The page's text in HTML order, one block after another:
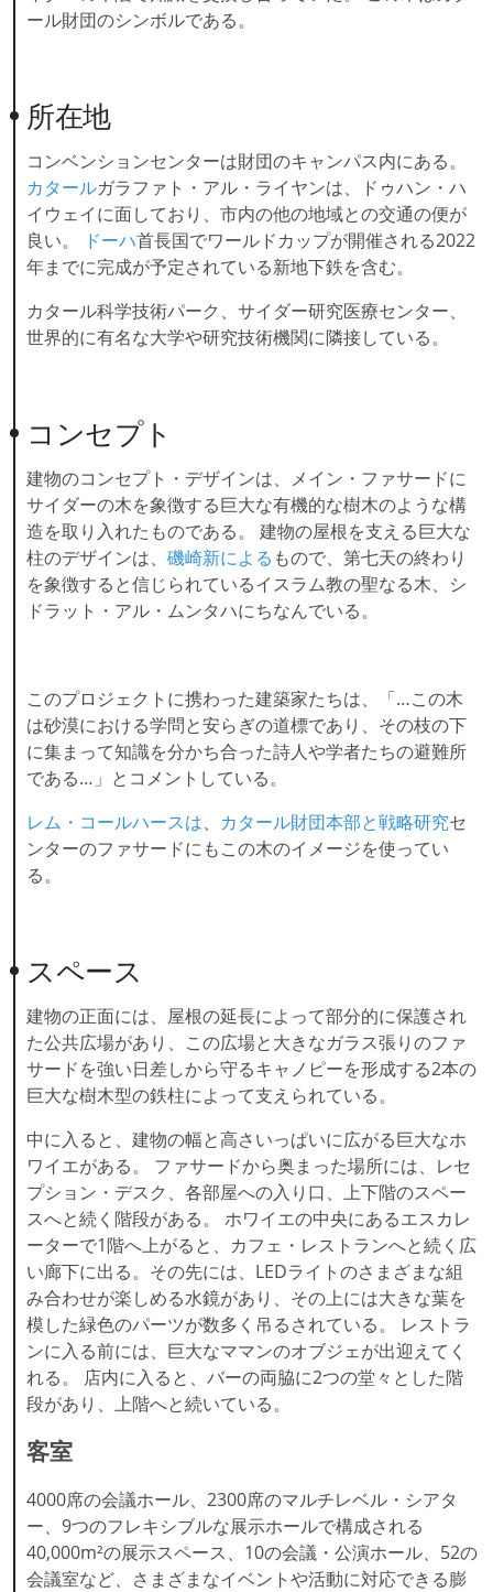
ール財団のシンボルである。
所在地
コンベンションセンターは財団のキャンパス内にある。
カタールガラファト・アル・ライヤンは、ドゥハン・ハ
イウェイに面しており、市内の他の地域との交通の便が
良い。
ドーハ首長国でワールドカップが開催される2022
年までに完成が予定されている新地下鉄を含む。
カタール科学技術パーク、サイダー研究医療センター、
世界的に有名な大学や研究技術機関に隣接している。
コンセプト
建物のコンセプト・デザインは、メイン・ファサードに
サイダーの木を象徴する巨大な有機的な樹木のような構
造を取り入れたものである。 建物の屋根を支える巨大な
柱のデザインは、 磯崎新による もので、第七天の終わり
を象徴すると信じられているイスラム教の聖なる木、シ
ドラット・アル・ムンタハにちなんでいる。
このプロジェクトに携わった建築家たちは、「…この木
は砂漠における学問と安らぎの道標であり、その枝の下
に集まって知識を分かち合った詩人や学者たちの避難所
である…」とコメントしている。
レム・コールハースは、 カタール財団本部と戦略研究セ
ンターのファサードにもこの木のイメージを使ってい
る。
スペース
建物の正面には、屋根の延長によって部分的に保護され
た公共広場があり、この広場と大きなガラス張りのファ
サードを強い日差しから守るキャノピーを形成する2本の
巨大な樹木型の鉄柱によって支えられている。
中に入ると、建物の幅と高さいっぱいに広がる巨大なホ
ワイエがある。 ファサードから奥まった場所には、レセ
プション・デスク、各部屋への入り口、上下階のスペー
スへと続く階段がある。 ホワイエの中央にあるエスカレ
ーターで1階へ上がると、カフェ・レストランへと続く広
い廊下に出る。その先には、LEDライトのさまざまな組
み合わせが楽しめる水鏡があり、その上には大きな葉を
模した緑色のパーツが数多く吊るされている。 レストラ
ンに入る前には、巨大なママンのオブジェが出迎えてく
れる。 店内に入ると、バーの両脇に2つの堂々とした階
段があり、上階へと続いている。
客室
4000席の会議ホール、2300席のマルチレベル・シアタ
ー、9つのフレキシブルな展示ホールで構成される
40,000m²の展示スペース、10の会議・公演ホール、52の
会議室など、さまざまなイベントや活動に対応できる膨